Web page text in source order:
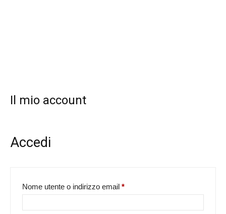
Il mio account
Accedi
Nome utente o indirizzo email *Richiesto